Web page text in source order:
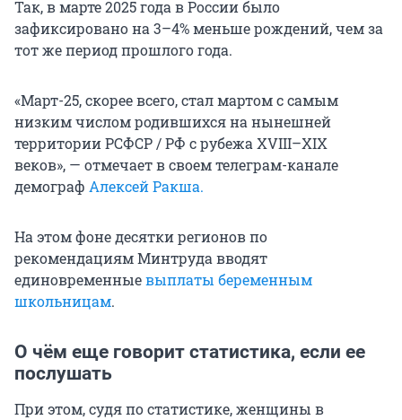
Так, в марте 2025 года в России было
зафиксировано на 3–4% меньше рождений, чем за
тот же период прошлого года.
«Март-25, скорее всего, стал мартом с самым
низким числом родившихся на нынешней
территории РСФСР / РФ с рубежа XVIII–XIX
веков», — отмечает в своем телеграм-канале
демограф Алексей Ракша.
На этом фоне десятки регионов по
рекомендациям Минтруда вводят
единовременныевыплаты беременным
школьницам.
О чём еще говорит статистика, если ее
послушать
При этом, судя по статистике, женщины в